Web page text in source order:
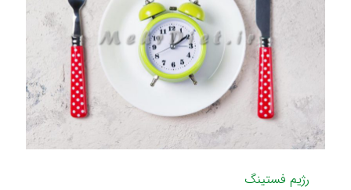
رژیم فستینگ